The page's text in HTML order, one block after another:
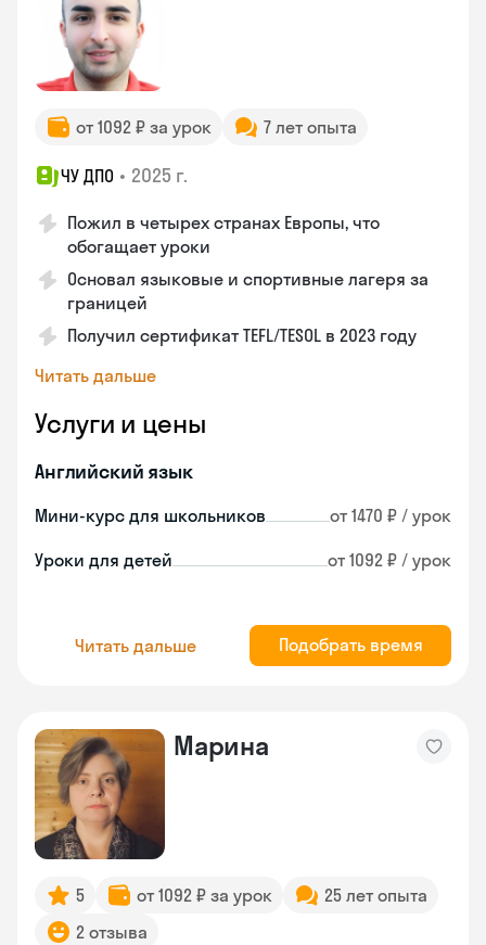
от 1092 ₽ за урок 7 лет опыта
ЧУ ДПО • 2025 г.
Пожил в четырех странах Европы, что
обогащает уроки
Основал языковые и спортивные лагеря за
границей
Получил сертификат TEFL/TESOL в 2023 году
Читать дальше
Услуги и цены
Английский язык
Мини-курс для школьников от 1470 ₽ / урок
Уроки для детей от 1092 ₽ / урок
Читать дальше Подобрать время
Марина
5 от 1092 ₽ за урок
25 лет опыта
2 отзыва